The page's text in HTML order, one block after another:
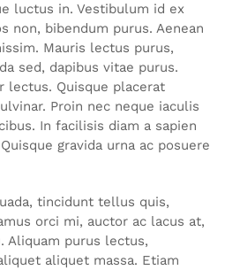
luctus in. Vestibulum id ex
non, bibendum purus. Aenean
Mauris lectus purus,
sed, dapibus vitae purus.
lectus. Quisque placerat
Proin nec neque iaculis
In facilisis diam a sapien
gravida urna ac posuere
tincidunt tellus quis,
orci mi, auctor ac lacus at,
Aliquam purus lectus,
aliquet massa. Etiam